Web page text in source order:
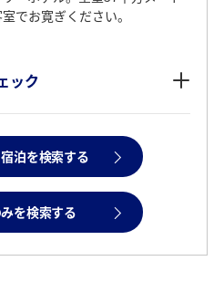
でお寛ぎください。
ック
泊を検索する
を検索する